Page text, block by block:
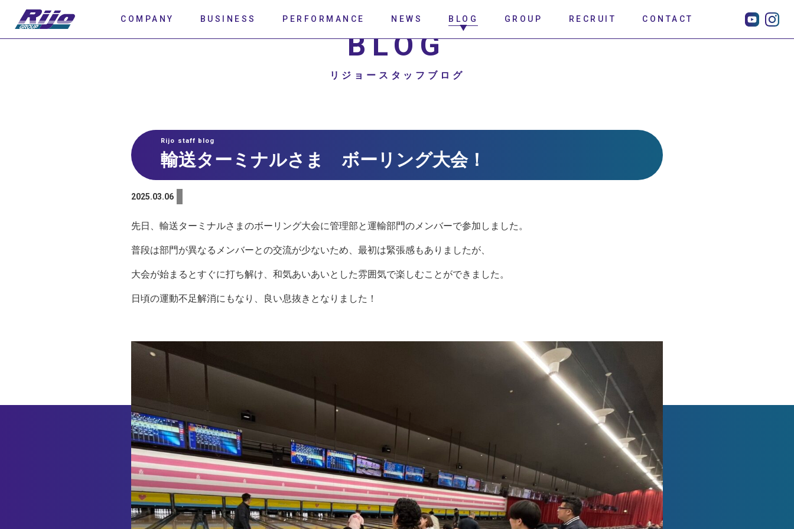
COMPANY BUSINESS PERFORMANCE NEWS BLOG GROUP RECRUIT CONTACT
BLOG
リジョースタッフブログ
Rijo staff blog
輸送ターミナルさま ボーリング大会！
2025.03.06
先日、輸送ターミナルさまのボーリング大会に管理部と運輸部門のメンバーで参加しました。
普段は部門が異なるメンバーとの交流が少ないため、最初は緊張感もありましたが、
大会が始まるとすぐに打ち解け、和気あいあいとした雰囲気で楽しむことができました。
日頃の運動不足解消にもなり、良い息抜きとなりました！